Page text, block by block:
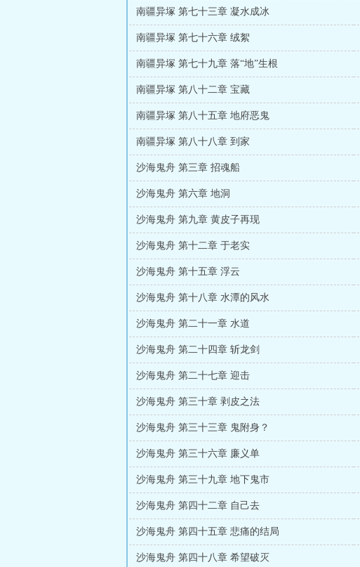
南疆异塚 第七十三章 凝水成冰
南疆异塚 第七十六章 绒絮
南疆异塚 第七十九章 落“地”生根
南疆异塚 第八十二章 宝藏
南疆异塚 第八十五章 地府恶鬼
南疆异塚 第八十八章 到家
沙海鬼舟 第三章 招魂船
沙海鬼舟 第六章 地洞
沙海鬼舟 第九章 黄皮子再现
沙海鬼舟 第十二章 于老实
沙海鬼舟 第十五章 浮云
沙海鬼舟 第十八章 水潭的风水
沙海鬼舟 第二十一章 水道
沙海鬼舟 第二十四章 斩龙剑
沙海鬼舟 第二十七章 迎击
沙海鬼舟 第三十章 剥皮之法
沙海鬼舟 第三十三章 鬼附身？
沙海鬼舟 第三十六章 廉义单
沙海鬼舟 第三十九章 地下鬼市
沙海鬼舟 第四十二章 自己去
沙海鬼舟 第四十五章 悲痛的结局
沙海鬼舟 第四十八章 希望破灭